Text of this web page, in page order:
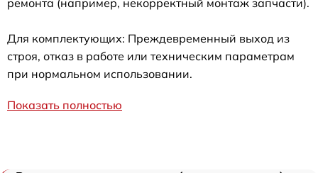
Для комплектующих: Преждевременный выход из
строя, отказ в работе или техническим параметрам
при нормальном использовании.
Показать полностью